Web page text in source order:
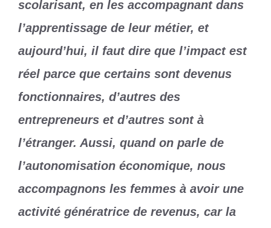
scolarisant, en les accompagnant dans
l’apprentissage de leur métier, et
aujourd’hui, il faut dire que l’impact est
réel parce que certains sont devenus
fonctionnaires, d’autres des
entrepreneurs et d’autres sont à
l’étranger. Aussi, quand on parle de
l’autonomisation économique, nous
accompagnons les femmes à avoir une
activité génératrice de revenus, car la